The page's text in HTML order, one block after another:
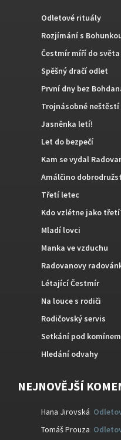
Odletové rituály
Rozjímání s
Čestmír míří do světa
Spěšný dračí odlet
První dny bez
Trojnásobné neštěstí
Jasněnka letí!
Let do bezpečí
Kam se vydal
Amálčino
Třetí letec
Kdo vzlétne jako
Mladí lovci
Manka ve vzduchu
Radovanovy
Létající Čestmír
Na louce s rodiči
Rodičovský servis
Setkání pod komínem
Hledání odvahy
NEJNOVĚJŠÍ
Hana Jirovská
Tomáš Prouza